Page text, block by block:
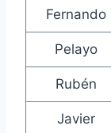
Fernando
Pelayo
Rubén
Javier